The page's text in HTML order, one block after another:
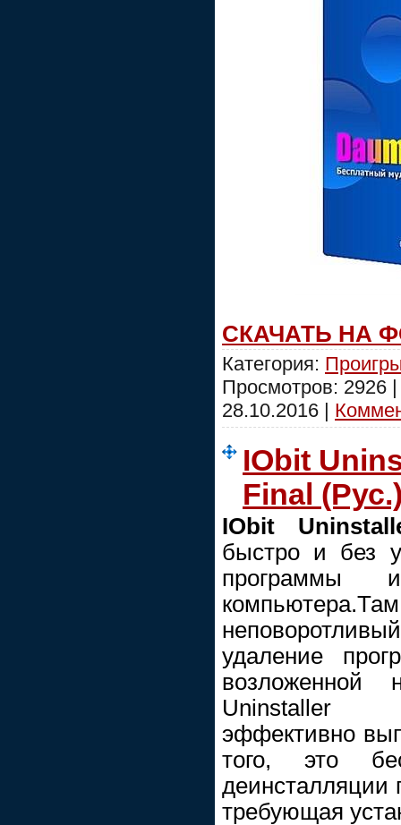
СКАЧАТЬ НА
Категория:
Просмотров: 2926
28.10.2016 |
IObit
Final
IObit
быстро и без
удаление
возложенной
Uninstaller
эффективно
того, это
деинсталляции
требующая